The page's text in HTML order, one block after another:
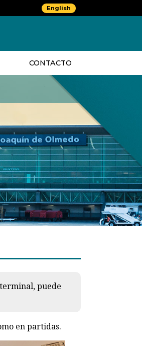
English
CONTACTO
puede
en partidas.